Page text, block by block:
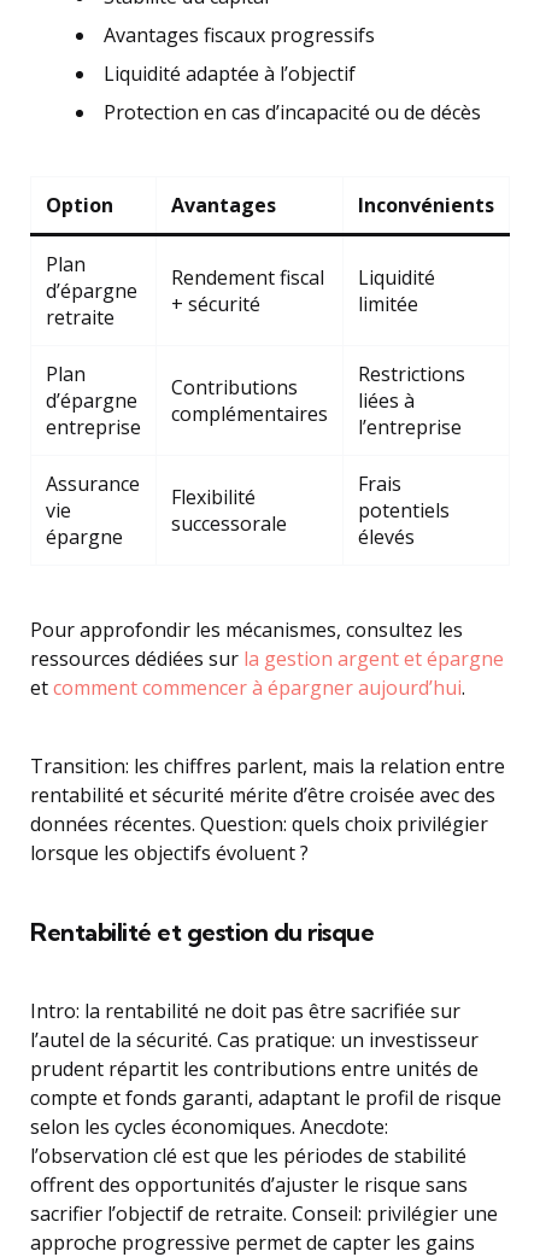
Avantages fiscaux progressifs
Liquidité adaptée à l’objectif
Protection en cas d’incapacité ou de décès
Option Avantages Inconvénients
Plan
d’épargne
retraite
Rendement fiscal
+ sécurité
Liquidité
limitée
Plan
d’épargne
entreprise
Contributions
complémentaires
Restrictions
liées à
l’entreprise
Assurance
vie
épargne
Flexibilité
successorale
Frais
potentiels
élevés
Pour approfondir les mécanismes, consultez les
ressources dédiées sur la gestion argent et épargne
etcomment commencer à épargner aujourd’hui.
Transition: les chiffres parlent, mais la relation entre
rentabilité et sécurité mérite d’être croisée avec des
données récentes. Question: quels choix privilégier
lorsque les objectifs évoluent ?
Rentabilité et gestion du risque
Intro: la rentabilité ne doit pas être sacrifiée sur
l’autel de la sécurité. Cas pratique: un investisseur
prudent répartit les contributions entre unités de
compte et fonds garanti, adaptant le profil de risque
selon les cycles économiques. Anecdote:
l’observation clé est que les périodes de stabilité
offrent des opportunités d’ajuster le risque sans
sacrifier l’objectif de retraite. Conseil: privilégier une
approche progressive permet de capter les gains